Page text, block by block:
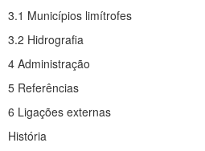
3.1 Municípios limítrofes
3.2 Hidrografia
4 Administração
5 Referências
6 Ligações externas
História